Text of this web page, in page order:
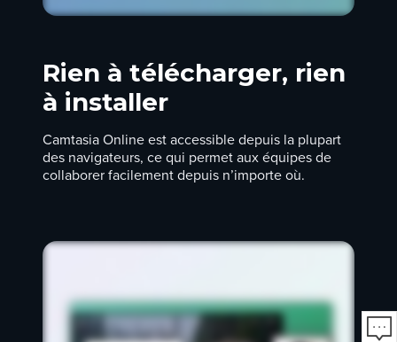
Rien à télécharger, rien
à installer
Camtasia Online est accessible depuis la plupart
des navigateurs, ce qui permet aux équipes de
collaborer facilement depuis n’importe où.